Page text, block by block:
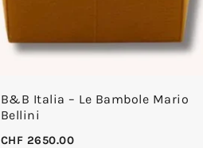
B&B Italia – Le Bambole Mario
Bellini
CHF 2650.00